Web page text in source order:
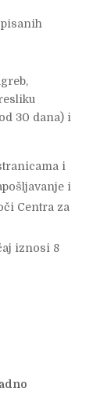
30 dana) i
i
i
Centra za
iznosi 8